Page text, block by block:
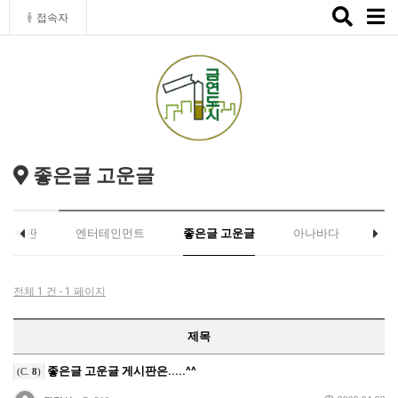
접속자
Toggle
좋은글 고운글
게시판 엔터테인먼트 좋은글 고운글 아나바다
전체 1 건 - 1 페이지
제목
(C. 8) 좋은글 고운글 게시판은.....^^